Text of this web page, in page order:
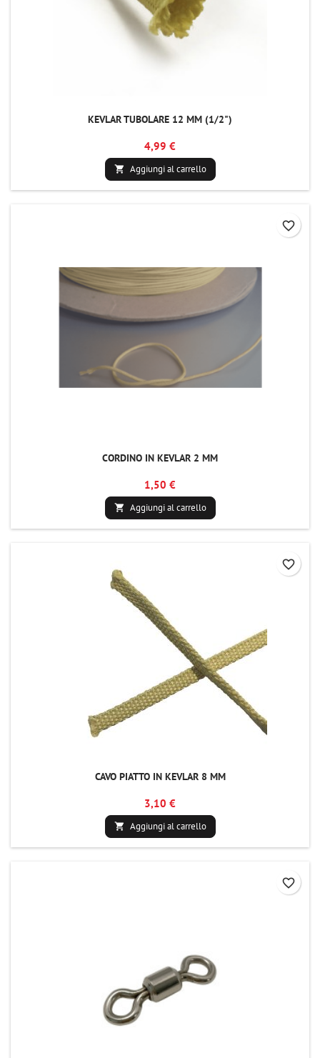
KEVLAR TUBOLARE 12 MM (1/2")
4,99 €
 Aggiungi al carrello
CORDINO IN KEVLAR 2 MM
1,50 €
 Aggiungi al carrello
favorite_border
CAVO PIATTO IN KEVLAR 8 MM
3,10 €
 Aggiungi al carrello
favorite_border
favorite_border